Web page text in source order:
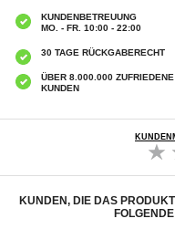
KUNDENBETREUUNG
MO. - FR. 10:00 - 22:00
30 TAGE RÜCKGABERECHT
ÜBER 8.000.000 ZUFRIEDENE
KUNDEN
KUNDEN, DIE DAS